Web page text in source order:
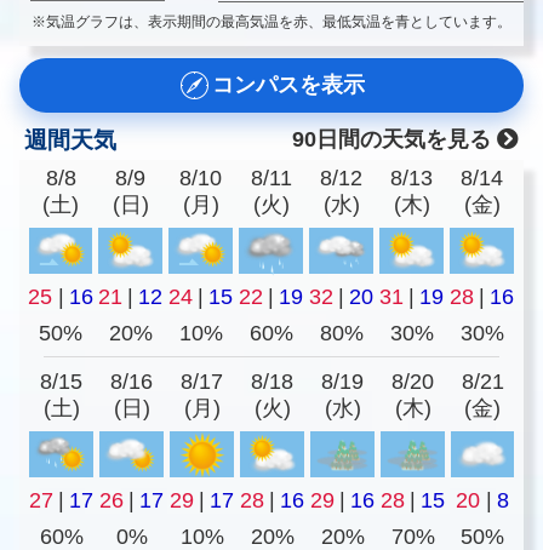
※気温グラフは、表示期間の最高気温を赤、最低気温を青としています。
コンパスを表示
週間天気
90日間の天気を見る
8/8
(土)
8/9
(日)
8/10
(月)
8/11
(火)
8/12
(水)
8/13
(木)
8/14
(金)
25 | 16 21 | 12 24 | 15 22 | 19 32 | 20 31 | 19 28 | 16
50%
20% 10% 60% 80% 30% 30%
8/15
(土)
8/16
(日)
8/17
(月)
8/18
(火)
8/19
(水)
8/20
(木)
8/21
(金)
27 | 17 26 | 17 29 | 17 28 | 16 29 | 16 28 | 15 20 | 8
60%
0% 10% 20% 20% 70%
50%